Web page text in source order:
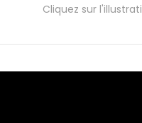
Cliquez sur